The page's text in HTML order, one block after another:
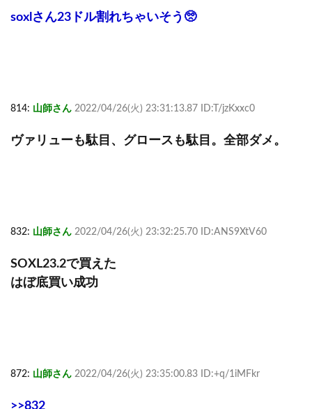
soxlさん23ドル割れちゃいそう🥺
814: 山師さん 2022/04/26(火) 23:31:13.87 ID:T/jzKxxc0
ヴァリューも駄目、グロースも駄目。全部ダメ。
832: 山師さん 2022/04/26(火) 23:32:25.70 ID:ANS9XtV60
SOXL23.2で買えた
はぼ底買い成功
872: 山師さん 2022/04/26(火) 23:35:00.83 ID:+q/1iMFkr
>>832